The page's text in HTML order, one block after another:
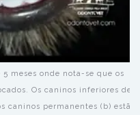
meses onde nota-se que os
Os caninos inferiores de
caninos permanentes (b) estão